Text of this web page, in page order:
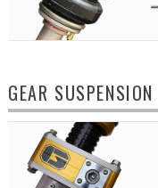
GEAR SUSPENSION